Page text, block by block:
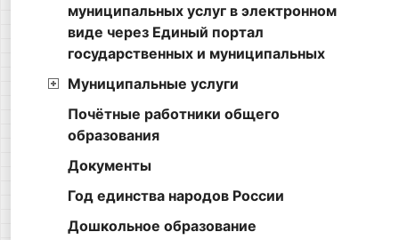
муниципальных услуг в электронном
виде через Единый портал
государственных и муниципальных
Муниципальные услуги
Почётные работники общего
образования
Документы
Год единства народов России
Дошкольное образование